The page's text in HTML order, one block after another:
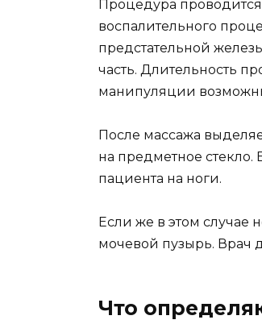
Процедура проводится
воспалительного
предстательной
часть. Длительность
манипуляции
После массажа
на предметное стекло.
пациента на ноги.
Если же в этом случае
мочевой пузырь. Врач
Что